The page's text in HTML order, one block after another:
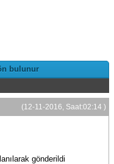
bulunur
(12-11-2016, Saat:02:14 )
gönderildi